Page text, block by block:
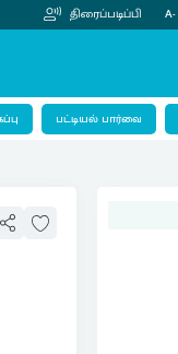
திரைப்படிப்பி A-
பட்டியல் பார்வை